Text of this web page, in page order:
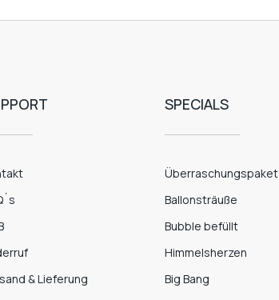
& Lieferung
SPECIALS
Überraschungspaket
Ballonsträuße
Bubble befüllt
Himmelsherzen
Big Bang